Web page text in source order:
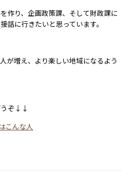
作り、企画政策課、そして財政課に
話に行きたいと思っています。
が増え、より楽しい地域になるよう
うぞ↓↓
こんな人